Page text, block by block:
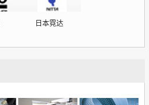
日本霓达